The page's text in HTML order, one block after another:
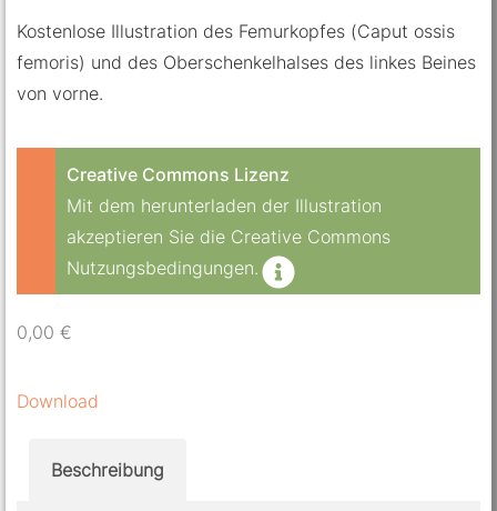
Kostenlose Illustration des Femurkopfes (Caput ossis
femoris) und des Oberschenkelhalses des linkes Beines
von vorne.
Creative Commons Lizenz
Mit dem herunterladen der Illustration
akzeptieren Sie die Creative Commons
Nutzungsbedingungen.
0,00 €
Download
Beschreibung